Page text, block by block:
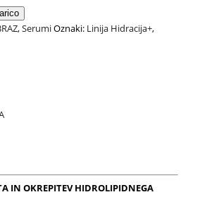
,SerumiOznaki: Linija Hidracija+,
IN OKREPITEV HIDROLIPIDNEGA